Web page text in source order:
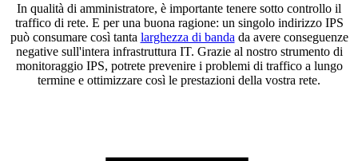
In qualità di amministratore, è importante tenere sotto controllo il
traffico di rete. E per una buona ragione: un singolo indirizzo IPS
può consumare così tanta larghezza di banda da avere conseguenze
negative sull'intera infrastruttura IT. Grazie al nostro strumento di
monitoraggio IPS, potrete prevenire i problemi di traffico a lungo
termine e ottimizzare così le prestazioni della vostra rete.